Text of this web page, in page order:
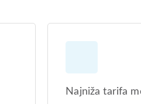
Najniža tarifa